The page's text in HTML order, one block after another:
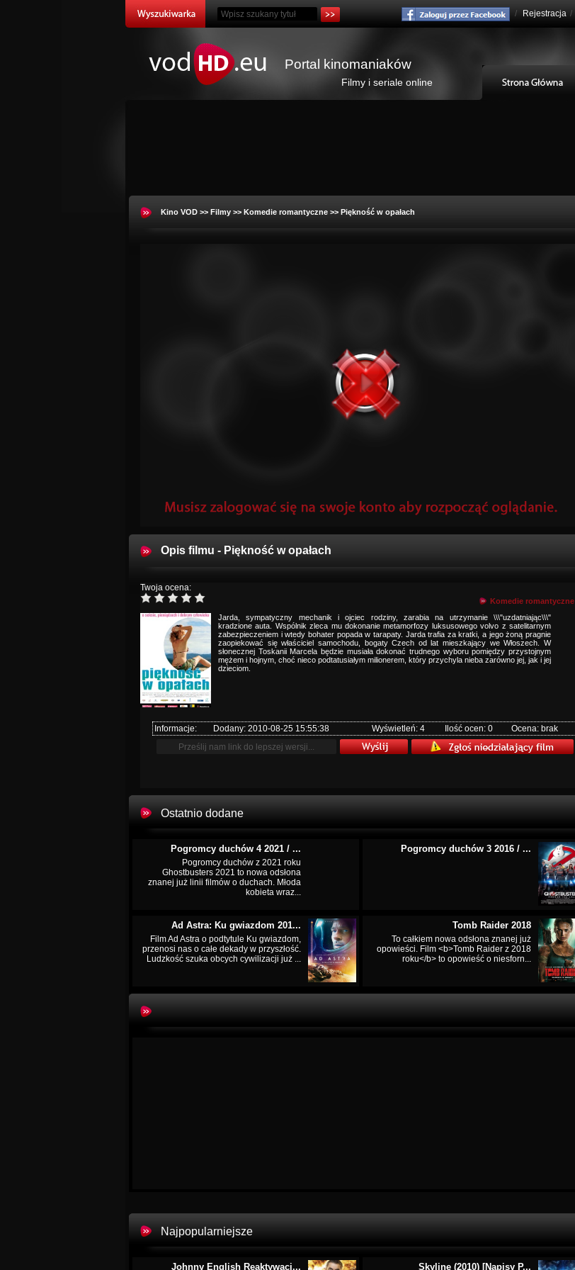
/ Rejestracja /
Portal kinomaniaków
Filmy i seriale online
Kino VOD >> Filmy >> Komedie romantyczne >> Piękność w opałach
Opis filmu - Piękność w opałach
Twoja ocena:
Komedie romantyczne
Jarda, sympatyczny mechanik i ojciec rodziny, zarabia na utrzymanie \\\"uzdatniając\\\"
kradzione auta. Wspólnik zleca mu dokonanie metamorfozy luksusowego volvo z satelitarnym
zabezpieczeniem i wtedy bohater popada w tarapaty. Jarda trafia za kratki, a jego żoną pragnie
zaopiekować się właściciel samochodu, bogaty Czech od lat mieszkający we Włoszech. W
słonecznej Toskanii Marcela będzie musiała dokonać trudnego wyboru pomiędzy przystojnym
mężem i hojnym, choć nieco podtatusiałym milionerem, który przychyla nieba zarówno jej, jak i jej
dzieciom.
Informacje: Dodany: 2010-08-25 15:55:38 Wyświetleń: 4 Ilość ocen: 0 Ocena: brak
Ostatnio dodane
Pogromcy duchów 4 2021 / ...
Pogromcy duchów z 2021 roku
Ghostbusters 2021 to nowa odsłona
znanej już linii filmów o duchach. Młoda
kobieta wraz...
Pogromcy duchów 3 2016 / ...
Ad Astra: Ku gwiazdom 201...
Film Ad Astra o podtytule Ku gwiazdom,
przenosi nas o całe dekady w przyszłość.
Ludzkość szuka obcych cywilizacji już ...
Tomb Raider 2018
To całkiem nowa odsłona znanej już
opowieści. Film <b>Tomb Raider z 2018
roku</b> to opowieść o niesforn...
Najpopularniejsze
Johnny English Reaktywacj... Skyline (2010) [Napisy P...